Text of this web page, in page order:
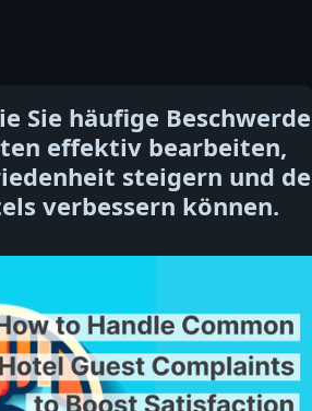
Sie häufige
effektiv bearbeiten,
steigern und
verbessern können.